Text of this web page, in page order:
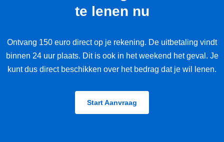
te lenen nu
Ontvang 150 euro direct op je rekening. De uitbetaling vindt
binnen 24 uur plaats. Dit is ook in het weekend het geval. Je
kunt dus direct beschikken over het bedrag dat je wil lenen.
Start Aanvraag